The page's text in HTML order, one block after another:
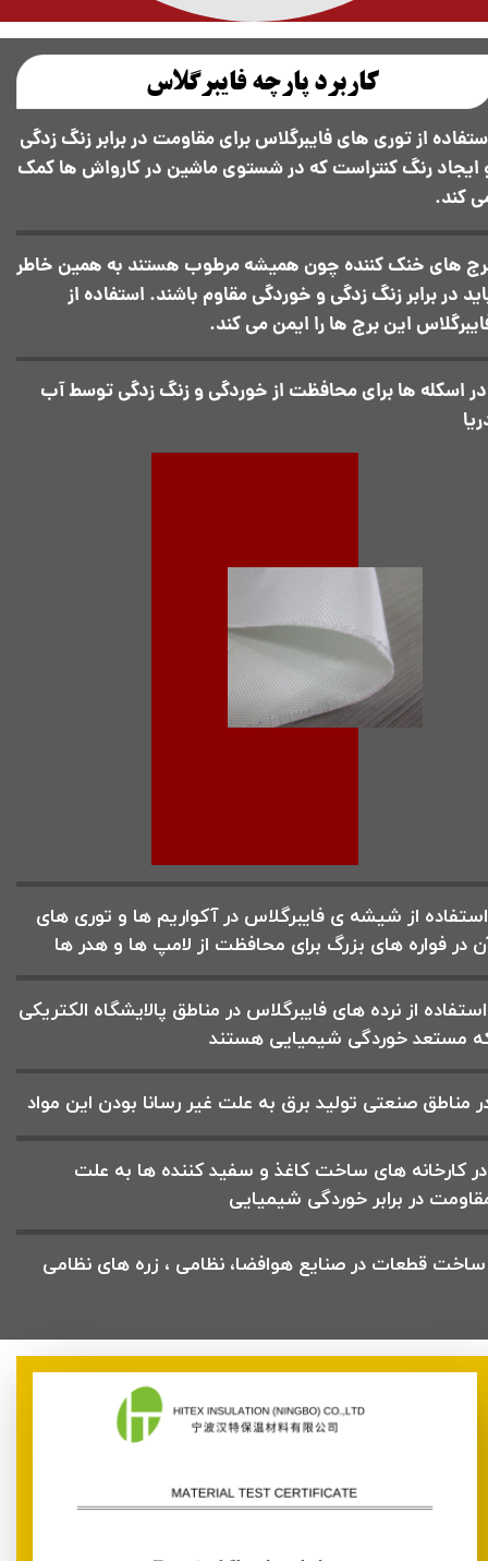
از توری های فایبرگلاس برای مقاومت در برابر زنگ زدگی
ایجاد رنگ کنتراست که در شستوی ماشین در کارواش ها کمک
کند.
استفاده از شیشه ی فایبرگلاس در آکواریم ها و توری های
در فواره های بزرگ برای محافظت از لامپ ها و هدر ها
های خنک کننده چون همیشه مرطوب هستند به همین خاطر
در برابر زنگ زدگی و خوردگی مقاوم باشند. استفاده از
این برج ها را ایمن می کند.
استفاده از نرده های فایبرگلاس در مناطق پالایشگاه الکتریکی
مستعد خوردگی شیمیایی هستند
در اسکله ها برای محافظت از خوردگی و زنگ زدگی توسط آب
کاربرد پارچه فایبرگلاس
مناطق صنعتی تولید برق به علت غیر رسانا بودن این مواد
کارخانه های ساخت کاغذ و سفید کننده ها به علت
در برابر خوردگی شیمیایی
قطعات در صنایع هوافضا، نظامی ، زره های نظامی